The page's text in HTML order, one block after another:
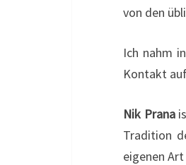
von den
Ich nahm
Kontakt
Nik Prana
Tradition
eigenen